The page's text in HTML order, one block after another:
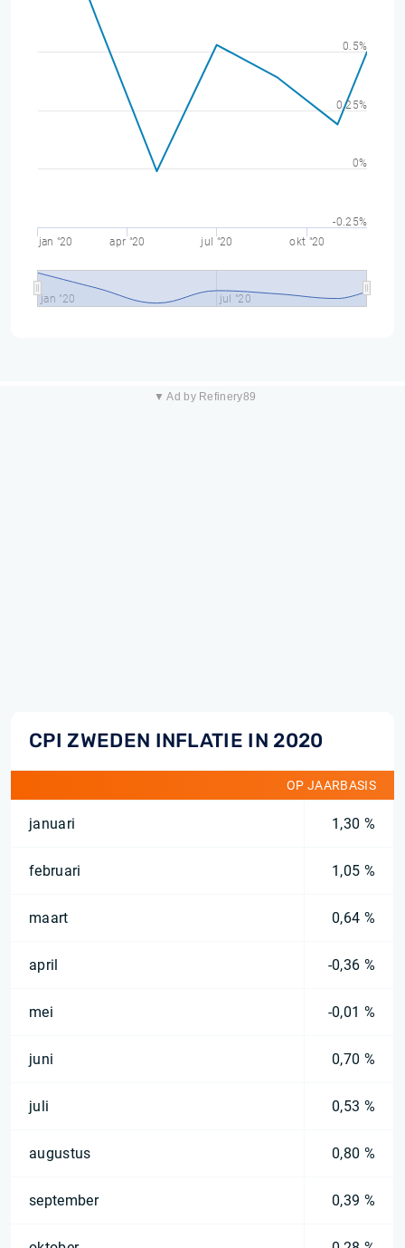
jan "20 apr "20 jul "20 okt "20
jan "20 jul "20
0%
-0.25%
0.25%
0.5%
▼ Ad by Refinery89
CPI ZWEDEN INFLATIE IN 2020
OP JAARBASIS
januari 1,30 %
februari 1,05 %
maart 0,64 %
april -0,36 %
mei -0,01 %
juni 0,70 %
juli 0,53 %
augustus 0,80 %
september 0,39 %